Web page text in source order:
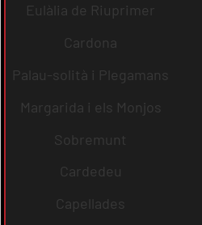
Eulàlia de Riuprimer
Cardona
Palau-solità i Plegamans
Margarida i els Monjos
Sobremunt
Cardedeu
Capellades